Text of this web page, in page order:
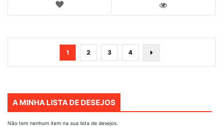
LISTA
Página
Está
de
ler
a
1 Página
2 Página
3 Página
4
A MINHA LISTA DE DESEJOS
Não tem nenhum item na sua lista de desejos.